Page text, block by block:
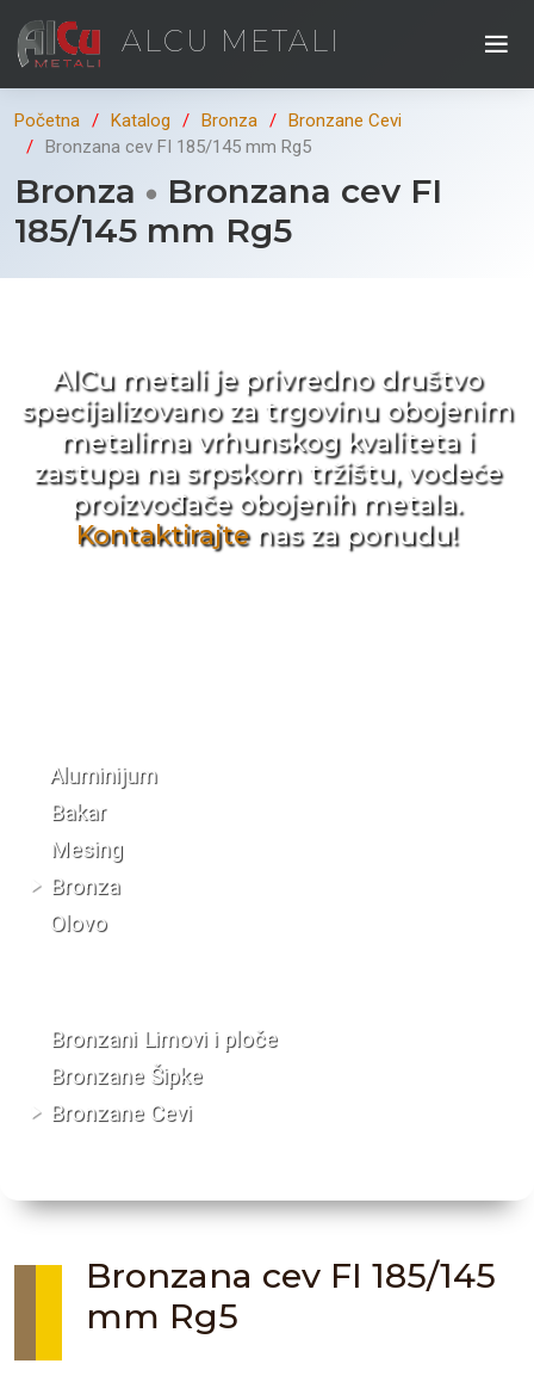
ALCU METALI
Početna Katalog Bronza
Bronzane Cevi
Bronzana cev FI 185/145 mm Rg5
Bronza
Bronzana cev FI
185/145 mm Rg5
AlCu metali je privredno društvo
specijalizovano za trgovinu obojenim
metalima vrhunskog kvaliteta i
zastupa na srpskom tržištu, vodeće
proizvođače obojenih metala.
Kontaktirajtenas za ponudu!
Aluminijum
Bakar
Mesing
Bronza
Olovo
Bronzani Limovi i ploče
Bronzane Šipke
Bronzane Cevi
Bronzana cev FI 185/145
mm Rg5